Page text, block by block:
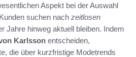
Aspekt bei der Auswahl
suchen nach zeitlosen
Jahre hinweg aktuell bleiben. Indem
Karlsson entscheiden,
die über kurzfristige Modetrends